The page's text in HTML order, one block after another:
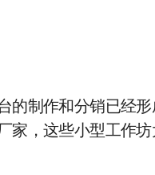
的制作和分销已经
家，这些小型工作